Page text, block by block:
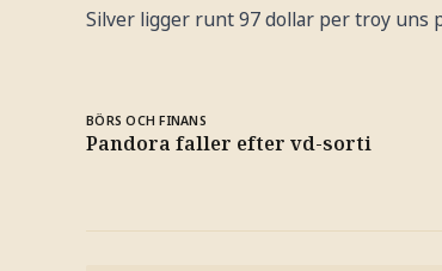
Silver ligger runt 97 dollar per troy uns
BÖRS OCH FINANS
Pandora faller efter vd-sorti